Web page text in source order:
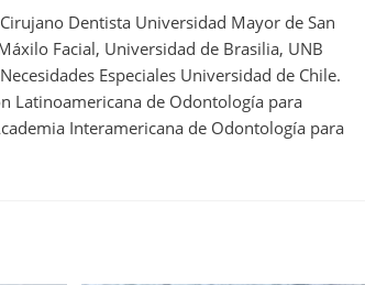
Dentista Universidad Mayor de San
Facial, Universidad de Brasilia, UNB
Especiales Universidad de Chile.
Latinoamericana de Odontología para
Interamericana de Odontología para